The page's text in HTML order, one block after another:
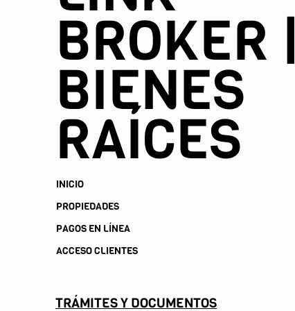
BROKER |
BIENES
RAÍCES
INICIO
PROPIEDADES
PAGOS EN LÍNEA
ACCESO CLIENTES
TRÁMITES Y DOCUMENTOS